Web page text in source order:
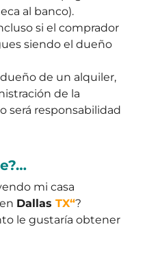
al banco).
si el comprador
siendo el dueño
de un alquiler,
de la
será responsabilidad
mi casa
Dallas TX“?
le gustaría obtener